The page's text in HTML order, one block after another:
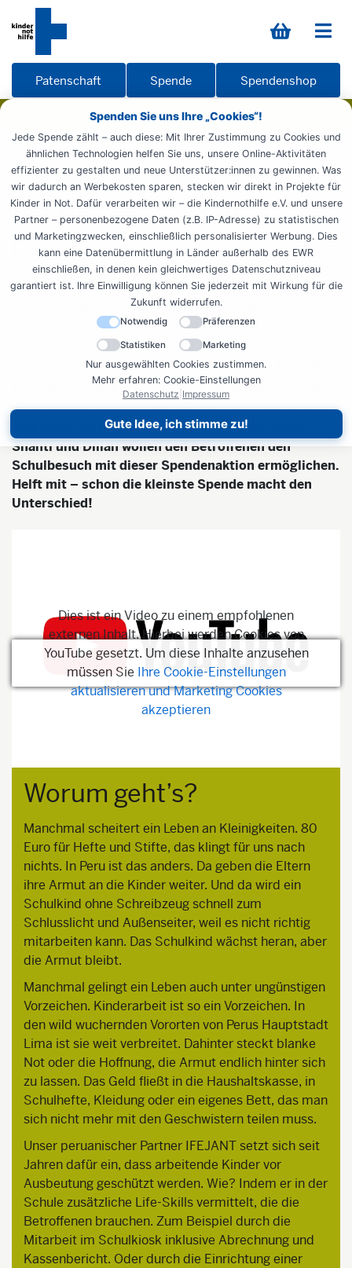
Spenden Sie uns Ihre „Cookies“!
Jede Spende zählt – auch diese: Mit Ihrer Zustimmung zu Cookies und
ähnlichen Technologien helfen Sie uns, unsere Online-Aktivitäten
effizienter zu gestalten und neue Unterstützer:innen zu gewinnen. Was
wir dadurch an Werbekosten sparen, stecken wir direkt in Projekte für
Kinder in Not. Dafür verarbeiten wir – die Kindernothilfe e.V. und unsere
Partner – personenbezogene Daten (z.B. IP-Adresse) zu statistischen
und Marketingzwecken, einschließlich personalisierter Werbung. Dies
kann eine Datenübermittlung in Länder außerhalb des EWR
einschließen, in denen kein gleichwertiges Datenschutzniveau
garantiert ist. Ihre Einwilligung können Sie jederzeit mit Wirkung für die
Zukunft widerrufen.
Notwendig Präferenzen
Statistiken Marketing
Nur ausgewählten Cookies zustimmen.
Mehr erfahren: Cookie-Einstellungen
Datenschutz Impressum
Gute Idee, ich stimme zu!
Patenschaft Spende Spendenshop
Startseite Weltweit aktiv
Reportagen
Lateinamerika
Shanti & Dillan
Mit Shanti und Dillan in
Peru
Ein Job neben der Schule – für peruanische Kinder aus
armen Verhältnissen ist das Alltag. Doch ihre
Arbeitskraft wird oft schamlos ausgenutzt. Die YouTuber
Shanti und Dillan haben in Lima zwei Schulen besucht,
die Kinder gezielt gegen diese Ausbeutung fit machen.
Nur: Was sollen Kinder machen, deren Eltern noch
nicht einmal rund 80 Euro im Jahr für Schulhefte
und Stifte übrig haben? Da kommt ihr ins Spiel:
Shanti und Dillan wollen den Betroffenen den
Schulbesuch mit dieser Spendenaktion ermöglichen.
Helft mit – schon die kleinste Spende macht den
Unterschied!
Dies ist ein Video zu einem empfohlenen
externen Inhalt. Hierbei werden Cookies von
YouTube gesetzt. Um diese Inhalte anzusehen
müssen Sie Ihre Cookie-Einstellungen
aktualisieren und Marketing Cookies
akzeptieren
Worum geht’s?
Manchmal scheitert ein Leben an Kleinigkeiten. 80
Euro für Hefte und Stifte, das klingt für uns nach
nichts. In Peru ist das anders. Da geben die Eltern
ihre Armut an die Kinder weiter. Und da wird ein
Schulkind ohne Schreibzeug schnell zum
Schlusslicht und Außenseiter, weil es nicht richtig
mitarbeiten kann. Das Schulkind wächst heran, aber
die Armut bleibt.
Manchmal gelingt ein Leben auch unter ungünstigen
Vorzeichen. Kinderarbeit ist so ein Vorzeichen. In
den wild wuchernden Vororten von Perus Hauptstadt
Lima ist sie weit verbreitet. Dahinter steckt blanke
Not oder die Hoffnung, die Armut endlich hinter sich
zu lassen. Das Geld fließt in die Haushaltskasse, in
Schulhefte, Kleidung oder ein eigenes Bett, das man
sich nicht mehr mit den Geschwistern teilen muss.
Unser peruanischer Partner IFEJANT setzt sich seit
Jahren dafür ein, dass arbeitende Kinder vor
Ausbeutung geschützt werden. Wie? Indem er in der
Schule zusätzliche Life-Skills vermittelt, die die
Betroffenen brauchen. Zum Beispiel durch die
Mitarbeit im Schulkiosk inklusive Abrechnung und
Kassenbericht. Oder durch die Einrichtung einer